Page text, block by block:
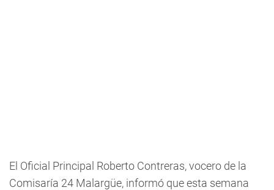
El Oficial Principal Roberto Contreras, vocero de la
Comisaría 24 Malargüe, informó que esta semana